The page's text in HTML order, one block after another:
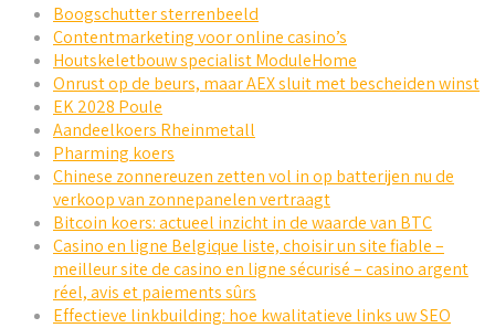
Boogschutter sterrenbeeld
Contentmarketing voor online casino’s
Houtskeletbouw specialist ModuleHome
Onrust op de beurs, maar AEX sluit met bescheiden winst
EK 2028 Poule
Aandeelkoers Rheinmetall
Pharming koers
Chinese zonnereuzen zetten vol in op batterijen nu de
verkoop van zonnepanelen vertraagt
Bitcoin koers: actueel inzicht in de waarde van BTC
Casino en ligne Belgique liste, choisir un site fiable –
meilleur site de casino en ligne sécurisé – casino argent
réel, avis et paiements sûrs
Effectieve linkbuilding: hoe kwalitatieve links uw SEO